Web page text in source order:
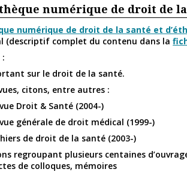
numérique de droit de la
numérique de droit de la santé et
(descriptif complet du contenu dans la
sur le droit de la santé.
citons, entre autres :
Droit & Santé (2004-)
générale de droit médical (1999-)
de droit de la santé (2003-)
regroupant plusieurs centaines
de colloques, mémoires